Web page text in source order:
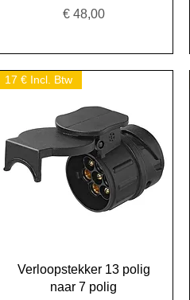
Prijs
€ 48,00
Snel overzicht
17 € Incl. Btw
Verloopstekker 13 polig
naar 7 polig